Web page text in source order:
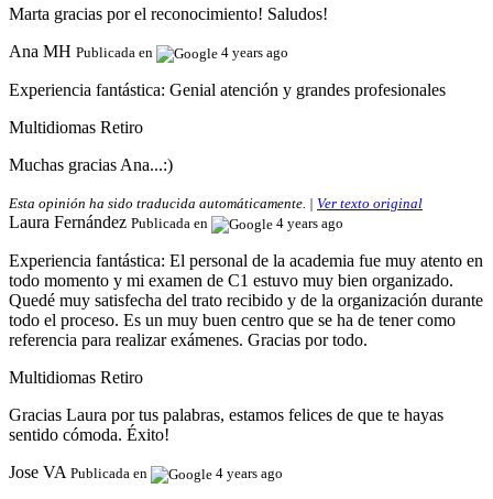
Marta gracias por el reconocimiento! Saludos!
Ana MH Publicada en 4 years ago
Experiencia fantástica: Genial atención y grandes profesionales
Multidiomas Retiro
Muchas gracias Ana...:)
Esta opinión ha sido traducida automáticamente. | Ver texto original
Laura Fernández Publicada en 4 years ago
Experiencia fantástica: El personal de la academia fue muy atento en
todo momento y mi examen de C1 estuvo muy bien organizado.
Quedé muy satisfecha del trato recibido y de la organización durante
todo el proceso. Es un muy buen centro que se ha de tener como
referencia para realizar exámenes. Gracias por todo.
Multidiomas Retiro
Gracias Laura por tus palabras, estamos felices de que te hayas
sentido cómoda. Éxito!
Jose VA Publicada en 4 years ago